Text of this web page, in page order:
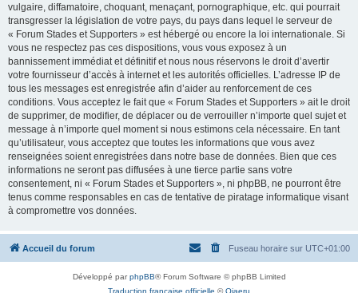
vulgaire, diffamatoire, choquant, menaçant, pornographique, etc. qui pourrait
transgresser la législation de votre pays, du pays dans lequel le serveur de
« Forum Stades et Supporters » est hébergé ou encore la loi internationale. Si
vous ne respectez pas ces dispositions, vous vous exposez à un
bannissement immédiat et définitif et nous nous réservons le droit d’avertir
votre fournisseur d’accès à internet et les autorités officielles. L’adresse IP de
tous les messages est enregistrée afin d’aider au renforcement de ces
conditions. Vous acceptez le fait que « Forum Stades et Supporters » ait le droit
de supprimer, de modifier, de déplacer ou de verrouiller n’importe quel sujet et
message à n’importe quel moment si nous estimons cela nécessaire. En tant
qu’utilisateur, vous acceptez que toutes les informations que vous avez
renseignées soient enregistrées dans notre base de données. Bien que ces
informations ne seront pas diffusées à une tierce partie sans votre
consentement, ni « Forum Stades et Supporters », ni phpBB, ne pourront être
tenus comme responsables en cas de tentative de piratage informatique visant
à compromettre vos données.
Accueil du forum Fuseau horaire sur UTC+01:00
Développé parphpBB® Forum Software © phpBB Limited
Traduction française officielle ©Qiaeru